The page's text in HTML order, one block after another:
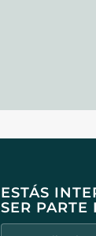
ESTÁS
SER